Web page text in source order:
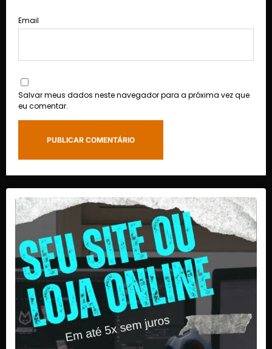
Email
Salvar meus dados neste navegador para a próxima vez que
eu comentar.